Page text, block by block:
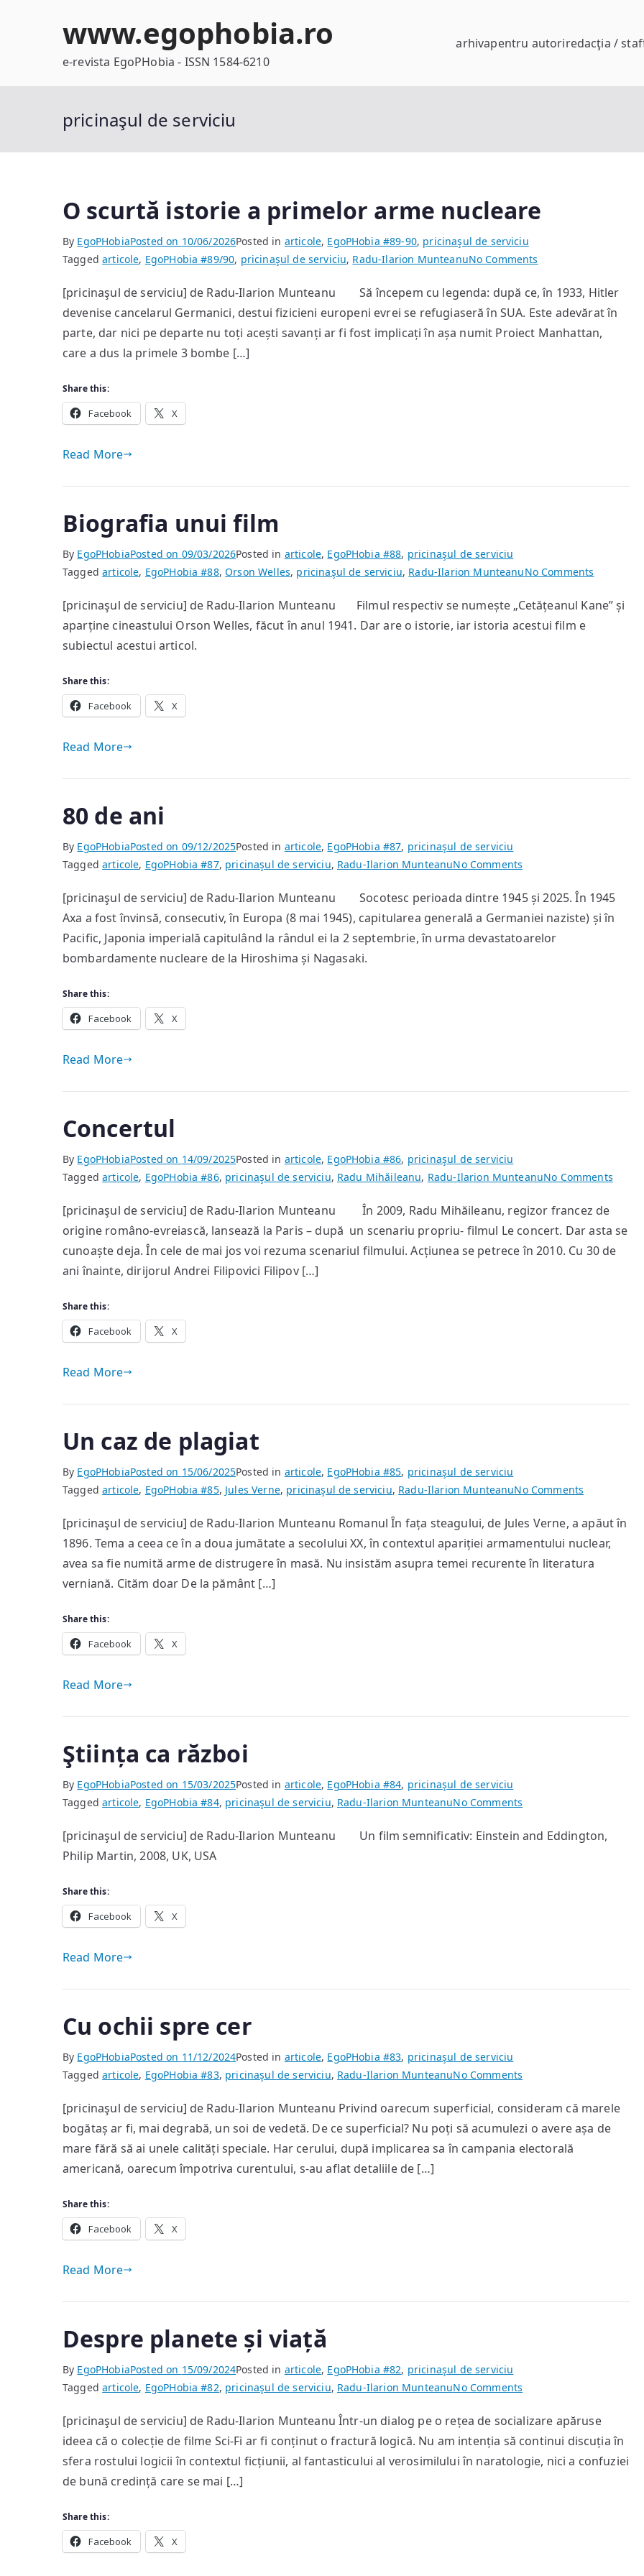
www.egophobia.ro
e-revista EgoPHobia - ISSN 1584-6210
arhivapentru autoriredacţia /
pricinaşul de serviciu
O scurtă istorie a primelor arme nucleare
By EgoPHobiaPosted on 10/06/2026Posted in articole, EgoPHobia #89-90, pricinaşul de serviciu
Taggedarticole, EgoPHobia #89/90, pricinaşul de serviciu, Radu-Ilarion MunteanuNo Comments
scurtă
istorie
a
[pricinaşul de serviciu] de Radu-Ilarion Munteanu Să începem cu legenda: după ce, în 1933, Hitler
devenise cancelarul Germanici, destui fizicieni europeni evrei se refugiaseră în SUA. Este adevărat în
parte, dar nici pe departe nu toți acești savanți ar fi fost implicați în așa numit Proiect Manhattan,
care a dus la primele 3 bombe […]
Share this:
Facebook X
Read More
Biografia unui film
By EgoPHobiaPosted on 09/03/2026Posted in articole, EgoPHobia #88, pricinaşul de serviciu
Taggedarticole, EgoPHobia #88,Orson Welles, pricinaşul de serviciu, Radu-Ilarion MunteanuNo Comments
unui
[pricinaşul de serviciu] de Radu-Ilarion Munteanu Filmul respectiv se numește „Cetățeanul Kane” și
aparține cineastului Orson Welles, făcut în anul 1941. Dar are o istorie, iar istoria acestui film e
subiectul acestui articol.
Share this:
Facebook X
Read More
80 de ani
By EgoPHobiaPosted on 09/12/2025Posted in articole, EgoPHobia #87, pricinaşul de serviciu
Taggedarticole, EgoPHobia #87, pricinaşul de serviciu, Radu-Ilarion MunteanuNo Comments
de
ani
[pricinaşul de serviciu] de Radu-Ilarion Munteanu Socotesc perioada dintre 1945 și 2025. În 1945
Axa a fost învinsă, consecutiv, în Europa (8 mai 1945), capitularea generală a Germaniei naziste) și în
Pacific, Japonia imperială capitulând la rândul ei la 2 septembrie, în urma devastatoarelor
bombardamente nucleare de la Hiroshima și Nagasaki.
Share this:
Facebook X
Read More
Concertul
By EgoPHobiaPosted on 14/09/2025Posted in articole, EgoPHobia #86, pricinaşul de serviciu
Taggedarticole, EgoPHobia #86, pricinaşul de serviciu, Radu Mihăileanu, Radu-Ilarion MunteanuNo Commentson
[pricinaşul de serviciu] de Radu-Ilarion Munteanu În 2009, Radu Mihăileanu, regizor francez de
origine româno-evreiască, lansează la Paris – după un scenariu propriu- filmul Le concert. Dar asta se
cunoaște deja. În cele de mai jos voi rezuma scenariul filmului. Acțiunea se petrece în 2010. Cu 30 de
ani înainte, dirijorul Andrei Filipovici Filipov […]
Share this:
Facebook X
Read More
Un caz de plagiat
By EgoPHobiaPosted on 15/06/2025Posted in articole, EgoPHobia #85, pricinaşul de serviciu
Taggedarticole, EgoPHobia #85, Jules Verne, pricinaşul de serviciu, Radu-Ilarion MunteanuNo Comments
caz
de
plagiat
[pricinaşul de serviciu] de Radu-Ilarion Munteanu Romanul Ȋn fața steagului, de Jules Verne, a apăut în
1896. Tema a ceea ce în a doua jumătate a secolului XX, în contextul apariției armamentului nuclear,
avea sa fie numită arme de distrugere în masă. Nu insistăm asupra temei recurente în literatura
verniană. Cităm doar De la pământ […]
Share this:
Facebook X
Read More
Ştiința ca război
By EgoPHobiaPosted on 15/03/2025Posted in articole, EgoPHobia #84, pricinaşul de serviciu
Taggedarticole, EgoPHobia #84, pricinaşul de serviciu, Radu-Ilarion MunteanuNo Comments
ca
[pricinaşul de serviciu] de Radu-Ilarion Munteanu Un film semnificativ: Einstein and Eddington,
Philip Martin, 2008, UK, USA
Share this:
Facebook X
Read More
Cu ochii spre cer
By EgoPHobiaPosted on 11/12/2024Posted in articole, EgoPHobia #83, pricinaşul de serviciu
Taggedarticole, EgoPHobia #83, pricinaşul de serviciu, Radu-Ilarion MunteanuNo Comments
ochii
spre
cer
[pricinaşul de serviciu] de Radu-Ilarion Munteanu Privind oarecum superficial, consideram că marele
bogătaș ar fi, mai degrabă, un soi de vedetă. De ce superficial? Nu poți să acumulezi o avere așa de
mare fără să ai unele calități speciale. Har cerului, după implicarea sa în campania electorală
americană, oarecum împotriva curentului, s-au aflat detaliile de […]
Share this:
Facebook X
Read More
Despre planete și viață
By EgoPHobiaPosted on 15/09/2024Posted in articole, EgoPHobia #82, pricinaşul de serviciu
Taggedarticole, EgoPHobia #82, pricinaşul de serviciu, Radu-Ilarion MunteanuNo Comments
planete
și
viață
[pricinaşul de serviciu] de Radu-Ilarion Munteanu Într-un dialog pe o rețea de socializare apăruse
ideea că o colecție de filme Sci-Fi ar fi conținut o fractură logică. Nu am intenția să continui discuția în
sfera rostului logicii în contextul ficțiunii, al fantasticului al verosimilului în naratologie, nici a confuziei
de bună credință care se mai […]
Share this:
Facebook X